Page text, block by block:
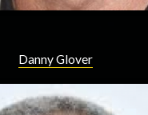
Danny Glover